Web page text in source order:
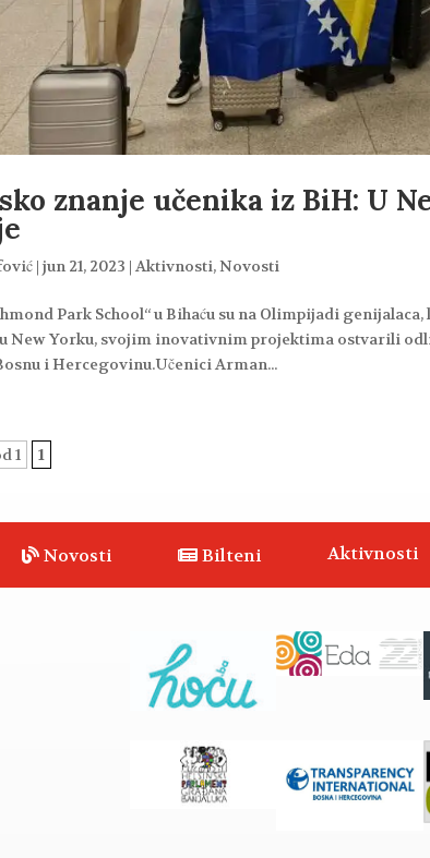
znanje učenika iz BiH: U
|jun 21, 2023 |Aktivnosti,Novosti
Park School“ u Bihaću su na Olimpijadi
New Yorku, svojim inovativnim projektima ostvarili
i Hercegovinu.Učenici Arman...
1 1
Novosti Bilteni Aktivnosti